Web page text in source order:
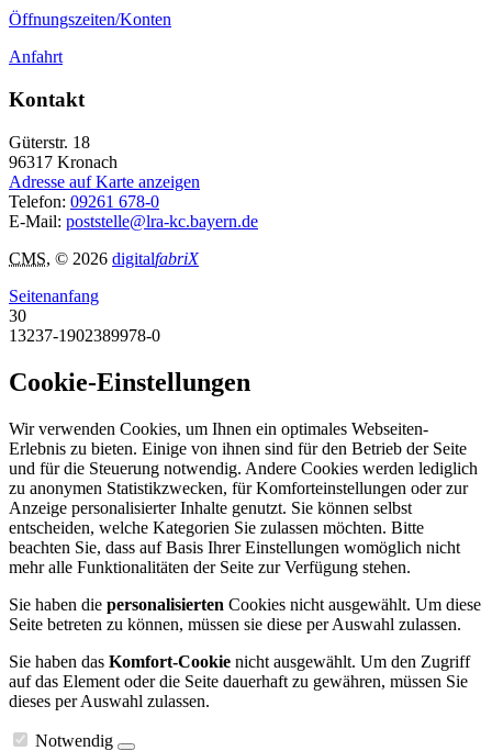
Öffnungszeiten/Konten
Anfahrt
Kontakt
Güterstr. 18
96317 Kronach
Adresse auf Karte anzeigen
Telefon: 09261 678-0
E-Mail: poststelle@lra-kc.bayern.de
CMS, © 2026 digitalfabriX
Seitenanfang
30
13237-1902389978-0
Cookie-Einstellungen
Wir verwenden Cookies, um Ihnen ein optimales Webseiten-
Erlebnis zu bieten. Einige von ihnen sind für den Betrieb der Seite
und für die Steuerung notwendig. Andere Cookies werden lediglich
zu anonymen Statistikzwecken, für Komforteinstellungen oder zur
Anzeige personalisierter Inhalte genutzt. Sie können selbst
entscheiden, welche Kategorien Sie zulassen möchten. Bitte
beachten Sie, dass auf Basis Ihrer Einstellungen womöglich nicht
mehr alle Funktionalitäten der Seite zur Verfügung stehen.
Sie haben die personalisierten Cookies nicht ausgewählt. Um diese
Seite betreten zu können, müssen sie diese per Auswahl zulassen.
Sie haben das Komfort-Cookie nicht ausgewählt. Um den Zugriff
auf das Element oder die Seite dauerhaft zu gewähren, müssen Sie
dieses per Auswahl zulassen.
Notwendig